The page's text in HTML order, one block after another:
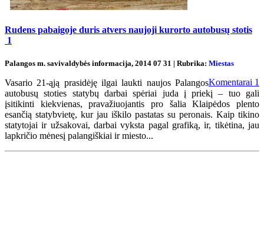
Rudens pabaigoje duris atvers naujoji kurorto autobusų stotis
1
Palangos m. savivaldybės informacija, 2014 07 31 | Rubrika: Miestas
Komentarai 1
Vasario 21-ąją prasidėję ilgai laukti naujos Palangos
autobusų stoties statybų darbai spėriai juda į priekį – tuo gali
įsitikinti kiekvienas, pravažiuojantis pro šalia Klaipėdos plento
esančią statybvietę, kur jau iškilo pastatas su peronais. Kaip tikino
statytojai ir užsakovai, darbai vyksta pagal grafiką, ir, tikėtina, jau
lapkričio mėnesį palangiškiai ir miesto...